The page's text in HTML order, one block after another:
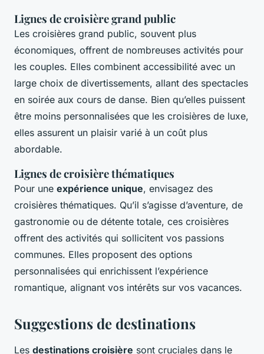
Lignes de croisière grand public
Les croisières grand public, souvent plus
économiques, offrent de nombreuses activités pour
les couples. Elles combinent accessibilité avec un
large choix de divertissements, allant des spectacles
en soirée aux cours de danse. Bien qu’elles puissent
être moins personnalisées que les croisières de luxe,
elles assurent un plaisir varié à un coût plus
abordable.
Lignes de croisière thématiques
Pour une expérience unique, envisagez des
croisières thématiques. Qu’il s’agisse d’aventure, de
gastronomie ou de détente totale, ces croisières
offrent des activités qui sollicitent vos passions
communes. Elles proposent des options
personnalisées qui enrichissent l’expérience
romantique, alignant vos intérêts sur vos vacances.
Suggestions de destinations
Les destinations croisière sont cruciales dans le